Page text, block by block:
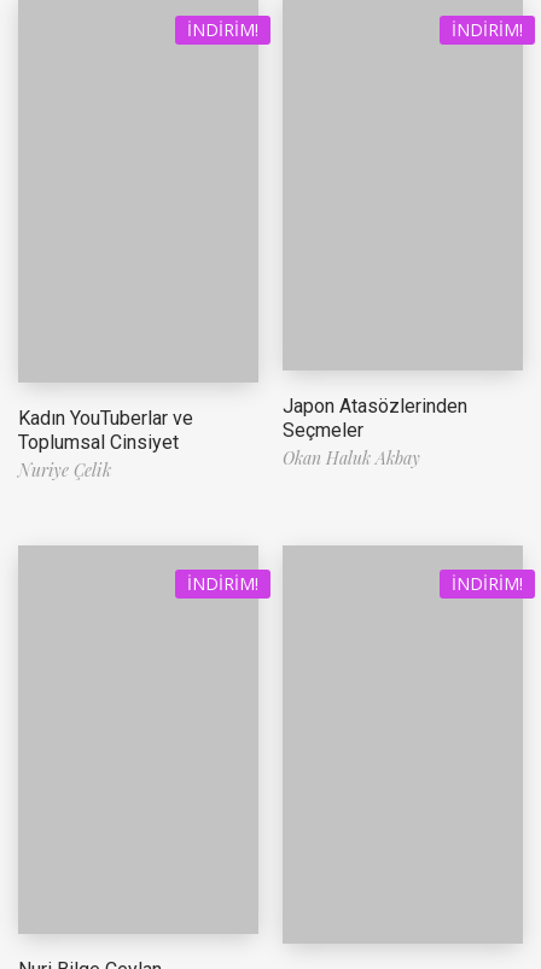
İNDIRIM!
Kadın YouTuberlar ve
Toplumsal Cinsiyet
Nuriye Çelik
İNDIRIM!
Japon Atasözlerinden
Seçmeler
Okan Haluk Akbay
İNDIRIM! İNDIRIM!